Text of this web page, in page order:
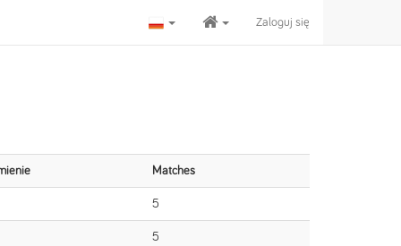
Zaloguj się
Matches
5
5